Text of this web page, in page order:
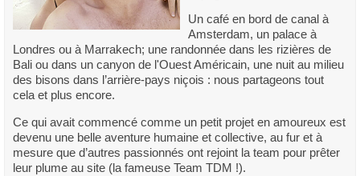
Un café en bord de canal à
Amsterdam, un palace à
Londres ou à Marrakech; une randonnée dans les rizières de
Bali ou dans un canyon de l'Ouest Américain, une nuit au milieu
des bisons dans l’arrière-pays niçois : nous partageons tout
cela et plus encore.
Ce qui avait commencé comme un petit projet en amoureux est
devenu une belle aventure humaine et collective, au fur et à
mesure que d’autres passionnés ont rejoint la team pour prêter
leur plume au site (la fameuse Team TDM !).